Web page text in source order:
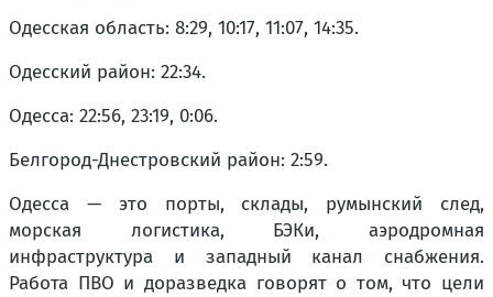
Одесская область: 8:29, 10:17, 11:07, 14:35.
Одесский район: 22:34.
Одесса: 22:56, 23:19, 0:06.
Белгород-Днестровский район: 2:59.
Одесса — это порты, склады, румынский след,
морская логистика, БЭКи, аэродромная
инфраструктура и западный канал снабжения.
Работа ПВО и доразведка говорят о том, что цели